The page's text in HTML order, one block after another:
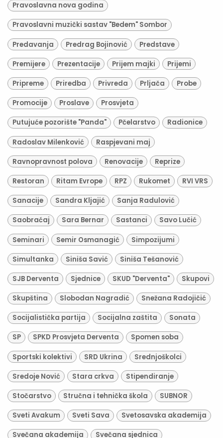
Pravoslavna nova godina
Pravoslavni muzički sastav "Bedem" Sombor
Predavanja Predrag Bojinović Predstave
Premijere Prezentacije Prijem majki Prijemi
Pripreme Priredba Privreda Prljača Probe
Promocije Proslave Prosvjeta
Putujuće pozorište "Panda" Pčelarstvo Radionice
Radoslav Milenković Raspjevani maj
Ravnopravnost polova Renovacije Reprize
Restoran Ritam Evrope RPZ Rukomet RVI VRS
Sanacije Sandra Kljajić Sanja Radulović
Saobraćaj Sara Bernar Sastanci Savo Lučić
Seminari Semir Osmanagić Simpozijumi
Simultanka Siniša Savić Siniša Tešanović
SJB Derventa Sjednice SKUD "Derventa" Skupovi
Skupština Slobodan Nagradić Snežana Radojičić
Socijalistička partija Socijalna zaštita Sonata
SP SPKD Prosvjeta Derventa Spomen soba
Sportski kolektivi SRD Ukrina Srednjoškolci
Sredoje Nović Stara crkva Stipendiranje
Stočarstvo Stručna i tehnička škola SUBNOR
Sveti Avakum Sveti Sava Svetosavska akademija
Svečana akademija Svečana sjednica